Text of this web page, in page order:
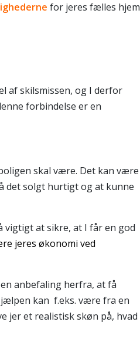
for jeres fælles hjem
af skilsmissen, og I derfor
forbindelse er en
skal være. Det kan være
det solgt hurtigt og at kunne
vigtigt at sikre, at I får en god
jeres økonomi ved
anbefaling herfra, at få
kan f.eks. være fra en
jer et realistisk skøn på, hvad